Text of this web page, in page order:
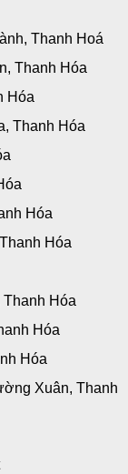
Thanh Hoá
Thanh Hóa
Hóa
Thanh Hóa
Hóa
Hóa
Hóa
Hóa
Hóa
Xuân, Thanh